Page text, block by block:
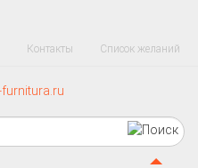
Контакты Список желаний